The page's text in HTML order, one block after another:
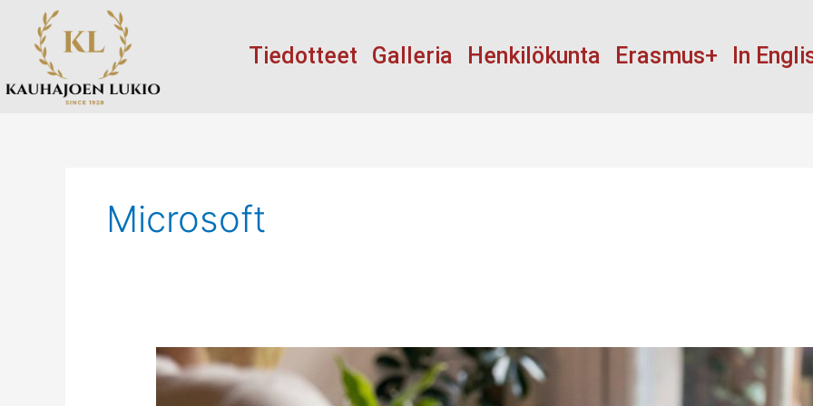
sisältöön
Tiedotteet Galleria Henkilökunta Erasmus+ In
Microsoft
Edu.kauhajoki.fi
-